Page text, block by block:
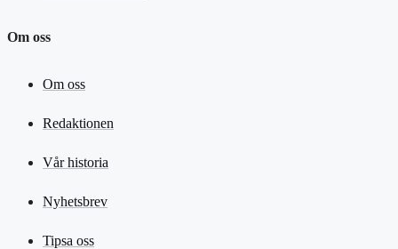
Om oss
Om oss
Redaktionen
Vår historia
Nyhetsbrev
Tipsa oss